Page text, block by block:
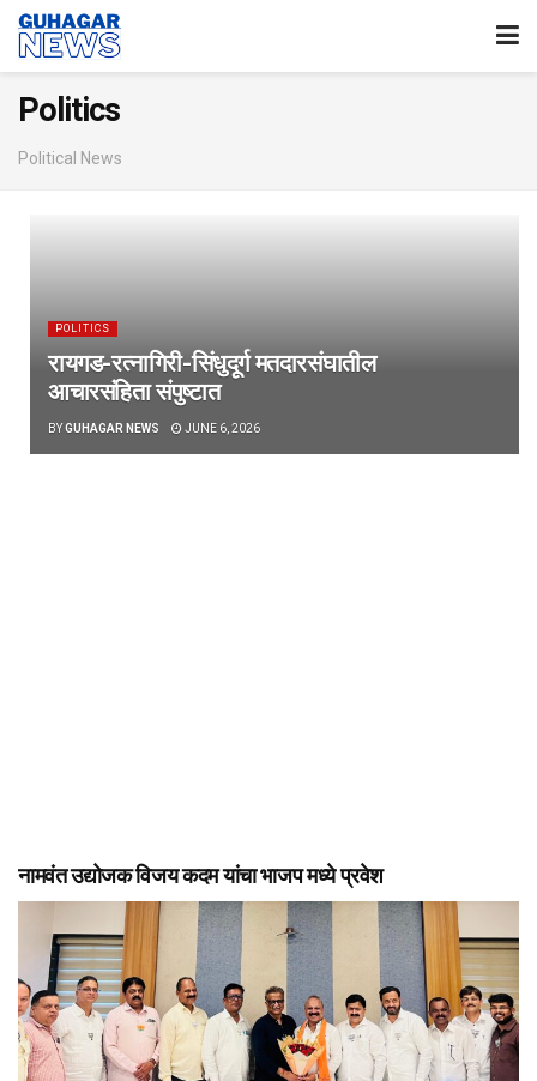
Politics
Political News
POLITICS
रायगड-रत्नागिरी-सिंधुदूर्ग मतदारसंघातील
आचारसंहिता संपुष्टात
BYGUHAGAR NEWS JUNE 6, 2026
नामवंत उद्योजक विजय कदम यांचा भाजप मध्ये प्रवेश